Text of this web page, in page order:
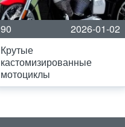
90
2026-01-02
Крутые
кастомизированные
мотоциклы